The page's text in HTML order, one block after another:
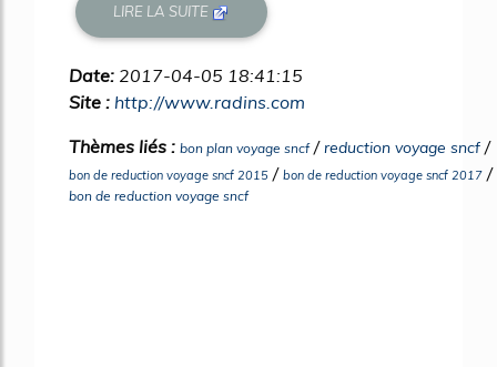
LIRE LA SUITE
Date: 2017-04-05 18:41:15
Site : http://www.radins.com
Thèmes liés : bon plan voyage sncf/reduction voyage sncf /
bon de reduction voyage sncf 2015 / bon de reduction voyage sncf 2017 /
bon de reduction voyage sncf